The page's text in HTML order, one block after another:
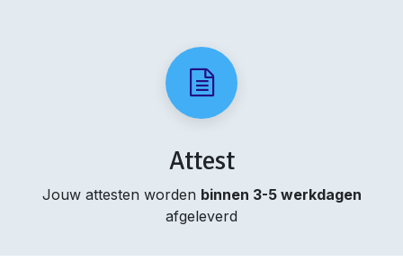
Attest
Jouw attesten worden binnen 3-5 werkdagen
afgeleverd